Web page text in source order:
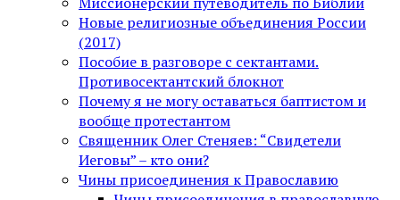
Новые религиозные объединения России
(2017)
Пособие в разговоре с сектантами.
Противосектантский блокнот
Почему я не могу оставаться баптистом и
вообще протестантом
Священник Олег Стеняев: “Свидетели
Иеговы” – кто они?
Чины присоединения к Православию